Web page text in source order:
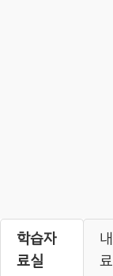
학습자
료실
료